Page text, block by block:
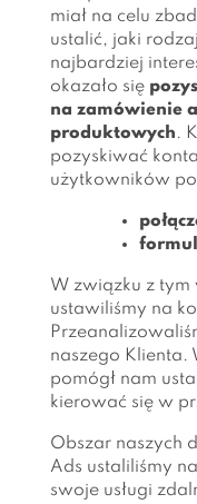
miał na celu
ustalić, jaki
najbardziej
okazało się
na zamówienie
produktowych.
pozyskiwać
użytkowników
W związku z tym
ustawiliśmy na
naszego Klienta.
pomógł nam
kierować się w
Obszar naszych
Ads ustaliliśmy na
swoje usługi